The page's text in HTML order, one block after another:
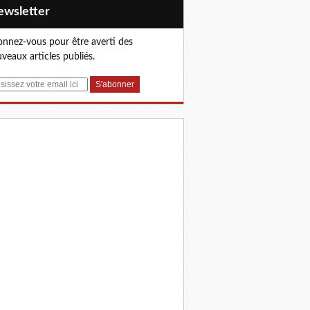
vous pour être averti des
articles publiés.